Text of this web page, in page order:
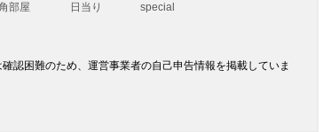
部屋 日当り special
認困難のため、運営事業者の自己申告情報を掲載していま